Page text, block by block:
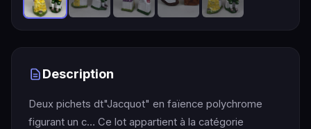
Description
Deux pichets dt"Jacquot" en faïence polychrome
figurant un c… Ce lot appartient à la catégorie